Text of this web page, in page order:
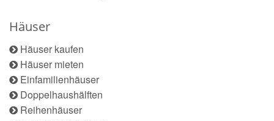
Häuser
Häuser kaufen
Häuser mieten
Einfamilienhäuser
Doppelhaushälften
Reihenhäuser